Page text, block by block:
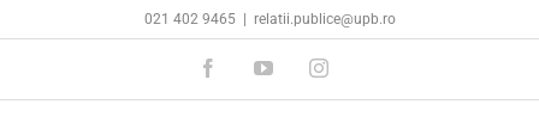
content
021 402 9465 relatii.publice@upb.ro
FacebookYouTubeInstagram